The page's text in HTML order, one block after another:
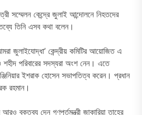
সম্মেলন কেন্দ্রে জুলাই আন্দোলনে নিহতদের
তিনি এসব কথা বলেন।
জুলাইযোদ্ধা’ কেন্দ্রীয় কমিটির আয়োজিত এ
পরিবারের সদস্যরা অংশ নেন। এতে
ইশরাক হোসেন সভাপতিত্ব করেন। প্রধান
রহমান।
আরও বক্তব্য দেন গণপূর্তমন্ত্রী জাকারিয়া তাহের